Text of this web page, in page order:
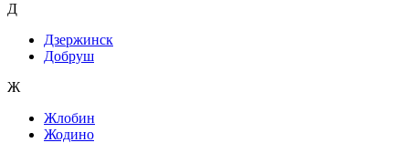
Д
Дзержинск
Добруш
Ж
Жлобин
Жодино